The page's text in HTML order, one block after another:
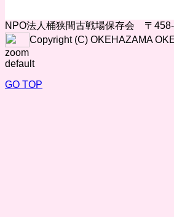
NPO法人桶狭間古戦場保存会 〒
Copyright (C) OKEHAZAMA
zoom
default
GO TOP